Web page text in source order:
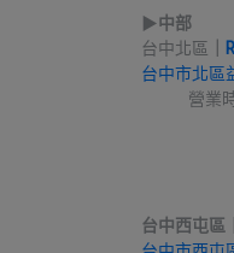
▶︎中部
台中北區
台中市北區
營業時間
Sat. -
台中西屯區